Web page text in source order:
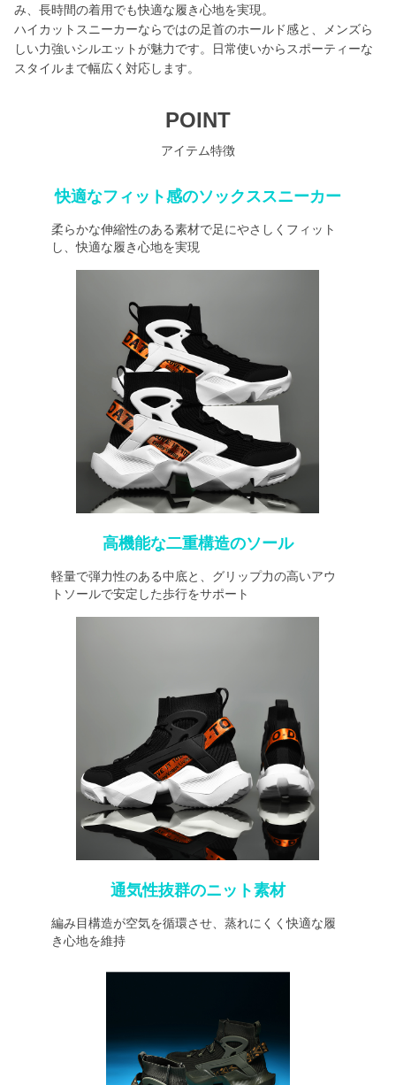
み、長時間の着用でも快適な履き心地を実現。
ハイカットスニーカーならではの足首のホールド感と、メンズら
しい力強いシルエットが魅力です。日常使いからスポーティーな
スタイルまで幅広く対応します。
POINT
アイテム特徴
快適なフィット感のソックススニーカー
柔らかな伸縮性のある素材で足にやさしくフィット
し、快適な履き心地を実現
高機能な二重構造のソール
軽量で弾力性のある中底と、グリップ力の高いアウ
トソールで安定した歩行をサポート
通気性抜群のニット素材
編み目構造が空気を循環させ、蒸れにくく快適な履
き心地を維持